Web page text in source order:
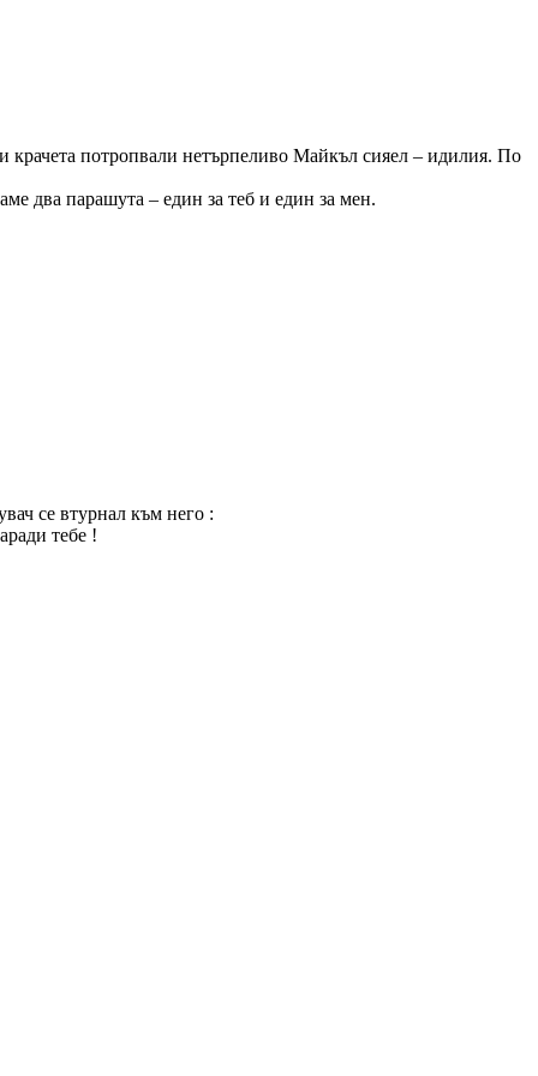
крачета потропвали нетърпеливо Майкъл сияел – идилия. По
два парашута – един за теб и един за мен.
се втурнал към него :
тебе !